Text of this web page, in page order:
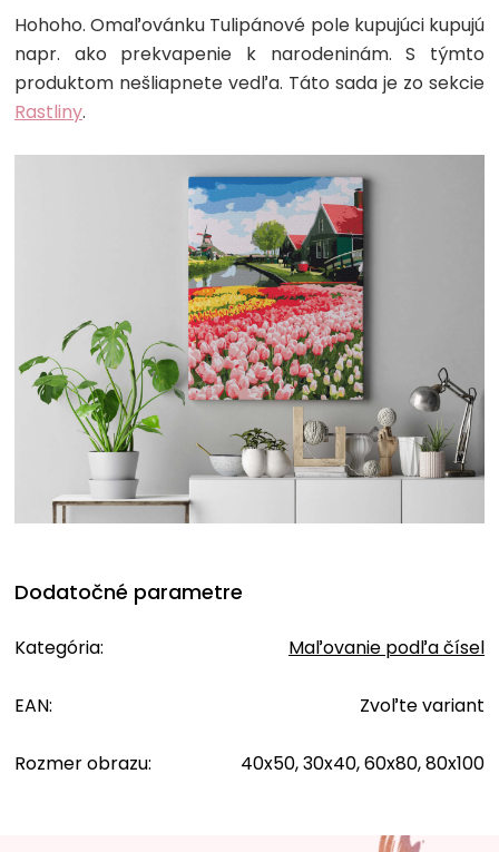
Hohoho. Omaľovánku Tulipánové pole kupujúci kupujú
napr. ako prekvapenie k narodeninám. S týmto
produktom nešliapnete vedľa. Táto sada je zo sekcie
Rastliny.
Dodatočné parametre
Kategória: Maľovanie podľa čísel
EAN: Zvoľte variant
Rozmer obrazu: 40x50, 30x40, 60x80, 80x100